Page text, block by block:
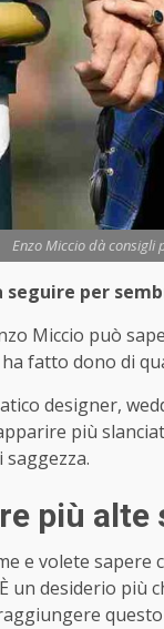
Enzo Miccio dà consigli
seguire per
Miccio può
fatto dono di
designer,
più
più
e volete
un desiderio più
questo